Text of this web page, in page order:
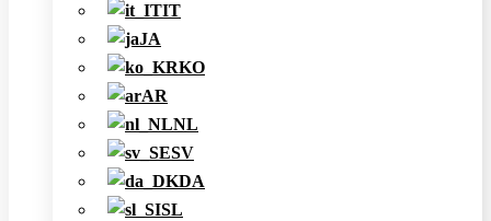
IT
JA
KO
AR
NL
SV
DA
SL